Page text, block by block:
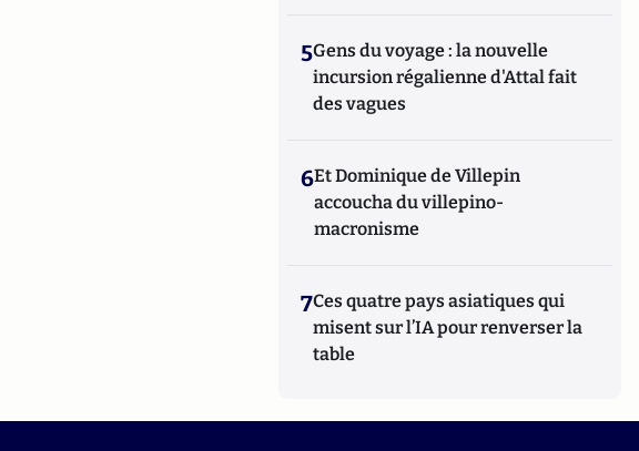
5Gens du voyage : la nouvelle
incursion régalienne d'Attal fait
des vagues
6Et Dominique de Villepin
accoucha du villepino-
macronisme
7Ces quatre pays asiatiques qui
misent sur l’IA pour renverser la
table